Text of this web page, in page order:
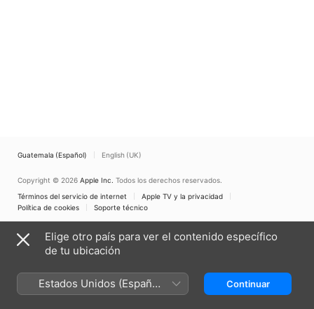
Guatemala (Español) English (UK)
Copyright © 2026 Apple Inc. Todos los derechos reservados.
Términos del servicio de internet
Apple TV y la privacidad
Política de cookies
Soporte técnico
Elige otro país para ver el contenido específico
de tu ubicación
Estados Unidos (Español
México)
Continuar